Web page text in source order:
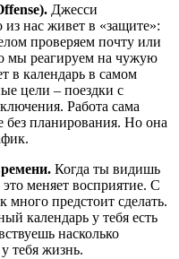
Джесси
из нас живет в «защите»:
проверяем почту или
мы реагируем на чужую
в календарь в самом
цели – поездки с
Работа сама
без планирования. Но она
Когда ты видишь
меняет восприятие. С
много предстоит сделать.
календарь у тебя есть
насколько
тебя жизнь.